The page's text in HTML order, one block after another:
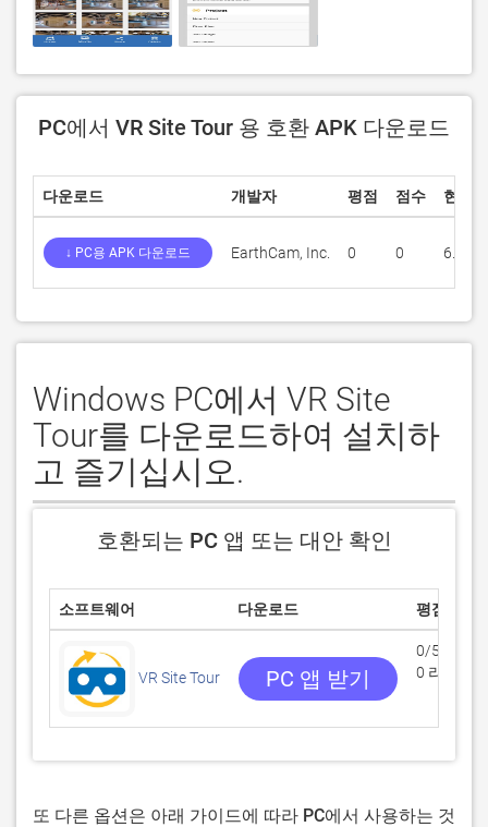
PC에서 VR Site Tour 용 호환 APK 다운로드
다운로드 개발자 평점 점수 현재
↓ PC용 APK 다운로드 EarthCam, Inc. 0 0 6.1.4
Windows PC에서 VR Site
Tour를 다운로드하여 설치하
고 즐기십시오.
호환되는 PC 앱 또는 대안 확인
소프트웨어 다운로드 평점
VR Site Tour PC 앱 받기
0/5
0 리뷰
또 다른 옵션은 아래 가이드에 따라 PC에서 사용하는 것